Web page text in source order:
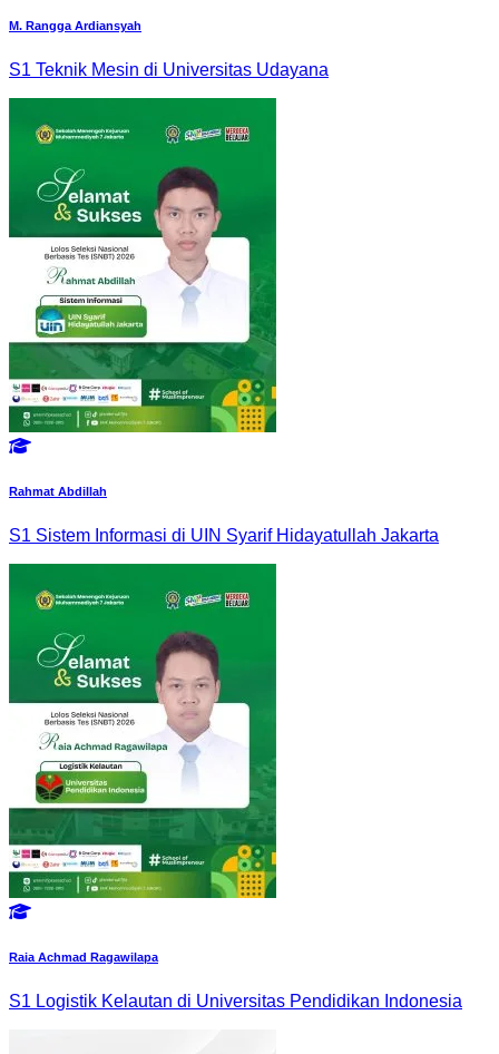
M. Rangga Ardiansyah
S1 Teknik Mesin di Universitas Udayana
Rahmat Abdillah
S1 Sistem Informasi di UIN Syarif Hidayatullah Jakarta
Raia Achmad Ragawilapa
S1 Logistik Kelautan di Universitas Pendidikan Indonesia